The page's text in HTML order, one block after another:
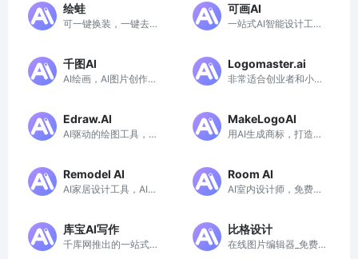
绘蛙
可一键换装，一键去水
图片
可画AI
一站式AI智能设计工具
千图AI
AI绘画，AI图片创作，
Logomaster.ai
非常适合创业者和小企
Edraw.AI
AI驱动的绘图工具，智
MakeLogoAI
用AI生成商标，打造独
Remodel AI
AI家居设计工具，AI室
Room AI
AI室内设计师，免费试
库宝AI写作
千库网推出的一站式AI
比格设计
在线图片编辑器_免费